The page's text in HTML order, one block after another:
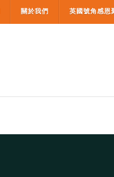
關於我們 英國號角感恩